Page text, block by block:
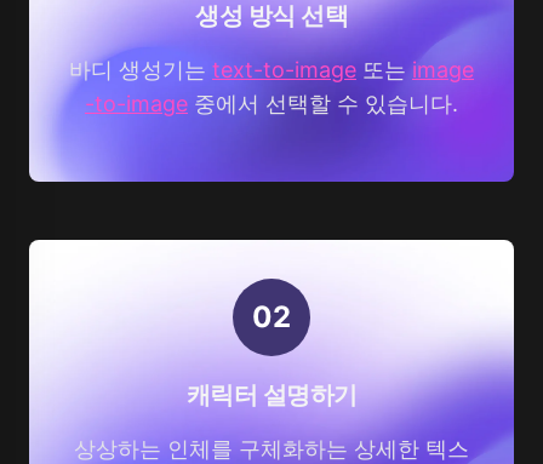
생성 방식 선택
바디 생성기는 text-to-image 또는 image
-to-image 중에서 선택할 수 있습니다.
02
캐릭터 설명하기
상상하는 인체를 구체화하는 상세한 텍스